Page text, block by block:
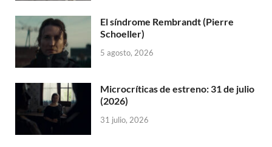
El síndrome Rembrandt (Pierre
Schoeller)
5 agosto, 2026
Microcríticas de estreno: 31 de julio
(2026)
31 julio, 2026